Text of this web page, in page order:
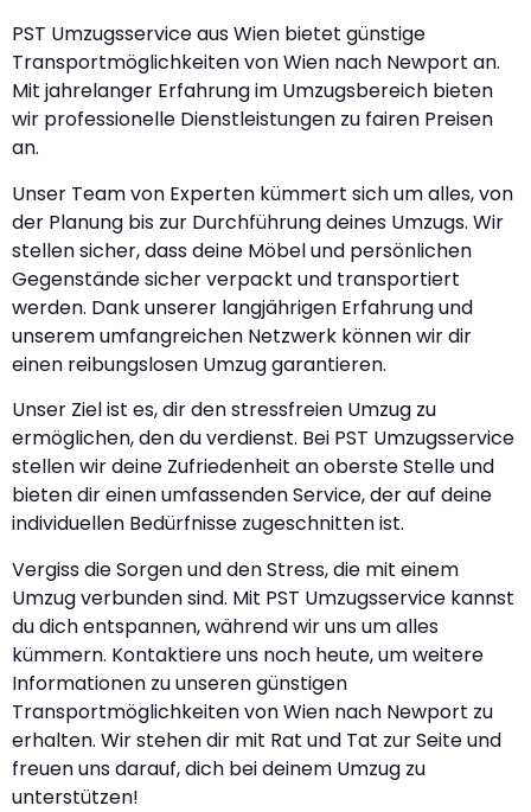
PST Umzugsservice aus Wien bietet günstige
Transportmöglichkeiten von Wien nach Newport an.
Mit jahrelanger Erfahrung im Umzugsbereich bieten
wir professionelle Dienstleistungen zu fairen Preisen
an.
Unser Team von Experten kümmert sich um alles, von
der Planung bis zur Durchführung deines Umzugs. Wir
stellen sicher, dass deine Möbel und persönlichen
Gegenstände sicher verpackt und transportiert
werden. Dank unserer langjährigen Erfahrung und
unserem umfangreichen Netzwerk können wir dir
einen reibungslosen Umzug garantieren.
Unser Ziel ist es, dir den stressfreien Umzug zu
ermöglichen, den du verdienst. Bei PST Umzugsservice
stellen wir deine Zufriedenheit an oberste Stelle und
bieten dir einen umfassenden Service, der auf deine
individuellen Bedürfnisse zugeschnitten ist.
Vergiss die Sorgen und den Stress, die mit einem
Umzug verbunden sind. Mit PST Umzugsservice kannst
du dich entspannen, während wir uns um alles
kümmern. Kontaktiere uns noch heute, um weitere
Informationen zu unseren günstigen
Transportmöglichkeiten von Wien nach Newport zu
erhalten. Wir stehen dir mit Rat und Tat zur Seite und
freuen uns darauf, dich bei deinem Umzug zu
unterstützen!